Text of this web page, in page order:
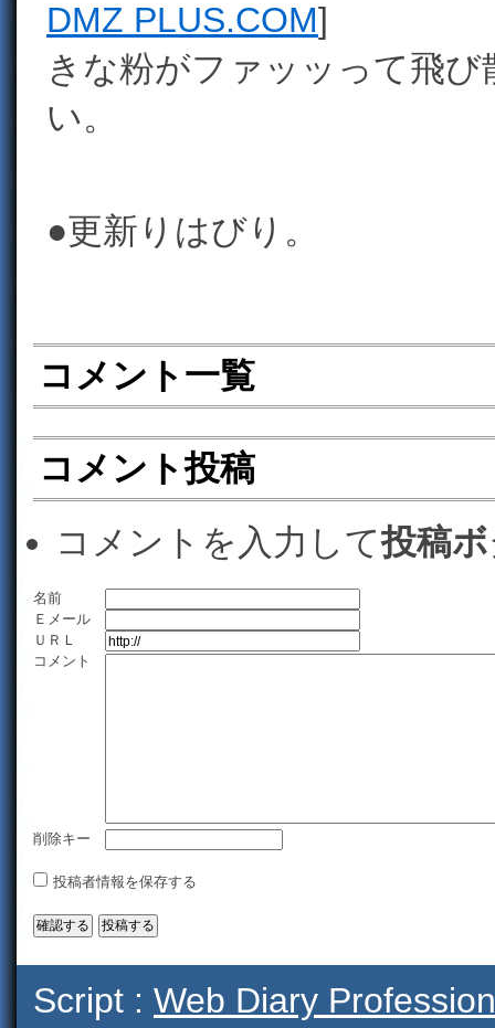
DMZ PLUS.COM]
きな粉がファッッって飛
い。
●更新りはびり。
コメント一覧
コメント投稿
コメントを入力して投稿
名前
Ｅメール
ＵＲＬ
コメント
削除キー
投稿者情報を保存する
Script : Web Diary